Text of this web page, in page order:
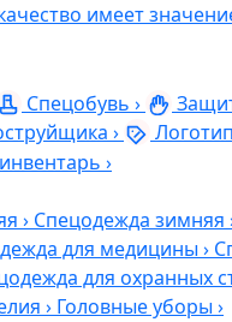
имеет
Спецобувь ›
›
›
› Спецодежда зимняя
для медицины ›
для охранных
› Головные уборы ›